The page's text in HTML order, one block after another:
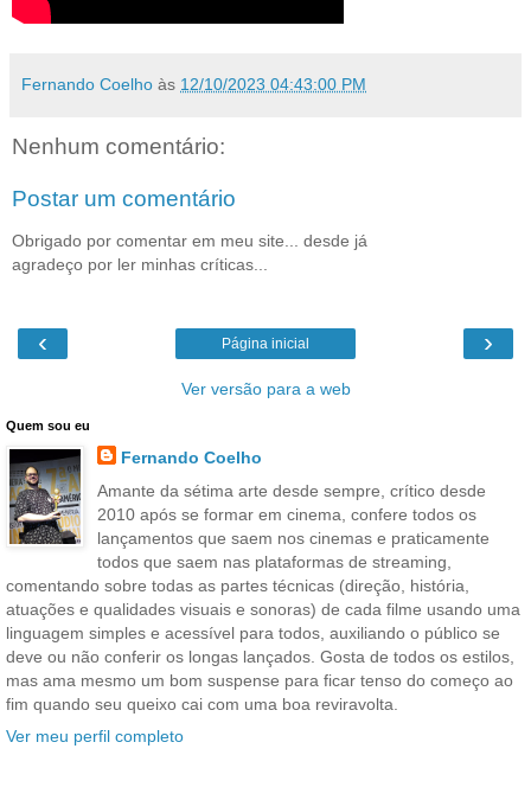
Fernando Coelho às 12/10/2023 04:43:00 PM
Nenhum comentário:
Postar um comentário
Obrigado por comentar em meu site... desde já
agradeço por ler minhas críticas...
‹ ›
Página inicial
Ver versão para a web
Quem sou eu
Fernando Coelho
Amante da sétima arte desde sempre, crítico desde
2010 após se formar em cinema, confere todos os
lançamentos que saem nos cinemas e praticamente
todos que saem nas plataformas de streaming,
comentando sobre todas as partes técnicas (direção, história,
atuações e qualidades visuais e sonoras) de cada filme usando uma
linguagem simples e acessível para todos, auxiliando o público se
deve ou não conferir os longas lançados. Gosta de todos os estilos,
mas ama mesmo um bom suspense para ficar tenso do começo ao
fim quando seu queixo cai com uma boa reviravolta.
Ver meu perfil completo